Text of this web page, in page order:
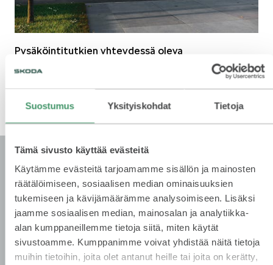
Suostumus Yksityiskohdat Tietoja
Tämä sivusto käyttää evästeitä
Käytämme evästeitä tarjoamamme sisällön ja mainosten
räätälöimiseen, sosiaalisen median ominaisuuksien
tukemiseen ja kävijämäärämme analysoimiseen. Lisäksi
jaamme sosiaalisen median, mainosalan ja analytiikka-
alan kumppaneillemme tietoja siitä, miten käytät
sivustoamme. Kumppanimme voivat yhdistää näitä tietoja
muihin tietoihin, joita olet antanut heille tai joita on kerätty,
KUVASSA
MEIDÄN ŠKODAMME
ŠKODA PALVELEE
Pysäköintitutkien yhteydessä oleva
pysäköintijarruavustin kuuluu Škodan turvallisuutta
lisääviin avustimiin. Nimensä mukaisesti avustin
jarruttaa tarvittaessa auton pysähdyksiin
törmäyksen estämiseksi.